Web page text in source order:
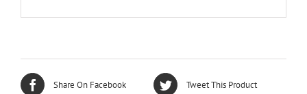
Share On Facebook Tweet This Product